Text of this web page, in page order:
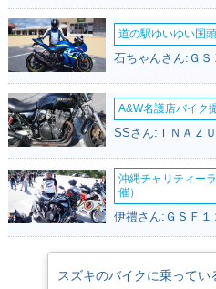
道の駅ゆいゆい国
石ちゃんさん:Ｇ
A&W名護店バイク
SSさん:ＩＮＡＺ
沖縄チャリティー
催）
伊禮さん:ＧＳＦ１
スズキのバイクに乗ってい